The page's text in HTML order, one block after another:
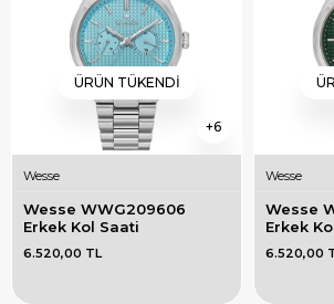
6
ÜRÜN TÜKENDI
Wesse
Wesse WWG209606
Erkek Kol Saati
6.520,00 TL
Wesse
Wesse
Erkek
6.520,00